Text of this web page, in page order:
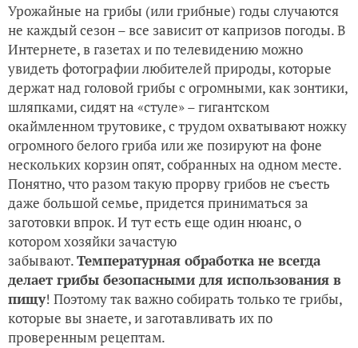
Урожайные на грибы (или грибные) годы случаются
не каждый сезон – все зависит от капризов погоды. В
Интернете, в газетах и по телевидению можно
увидеть фотографии любителей природы, которые
держат над головой грибы с огромными, как зонтики,
шляпками, сидят на «стуле» – гигантском
окаймленном трутовике, с трудом охватывают ножку
огромного белого гриба или же позируют на фоне
нескольких корзин опят, собранных на одном месте.
Понятно, что разом такую прорву грибов не съесть
даже большой семье, придется приниматься за
заготовки впрок. И тут есть еще один нюанс, о
котором хозяйки зачастую
забывают.Температурная обработка не всегда
делает грибы безопасными для использования в
пищу! Поэтому так важно собирать только те грибы,
которые вы знаете, и заготавливать их по
проверенным рецептам.